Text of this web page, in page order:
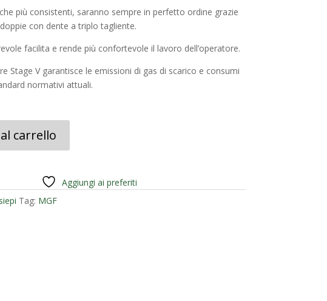
più consistenti, saranno sempre in perfetto ordine grazie
con dente a triplo tagliente.
facilita e rende più confortevole il lavoro dell’operatore.
Stage V garantisce le emissioni di gas di scarico e consumi
normativi attuali.
carrello
Aggiungi ai preferiti
Tag: MGF